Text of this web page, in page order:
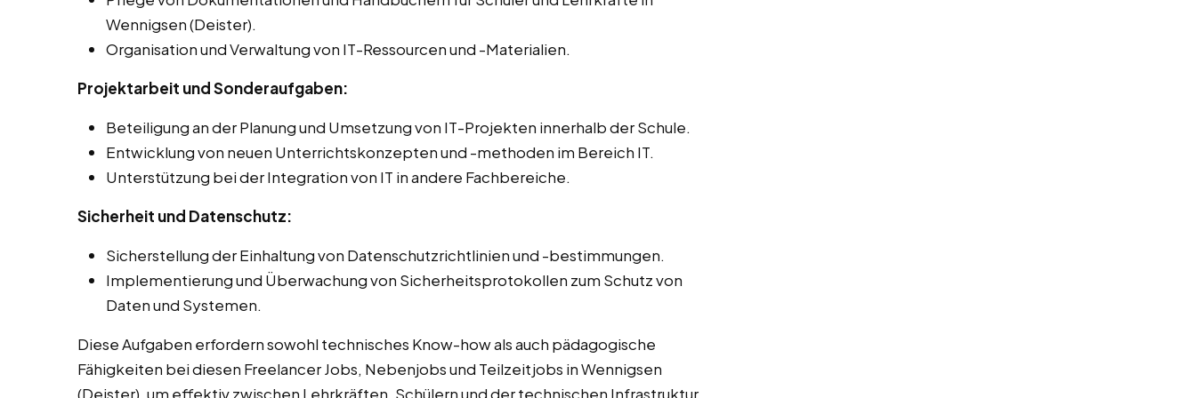
Wennigsen (Deister).
Organisation und Verwaltung von IT-Ressourcen und -Materialien.
Projektarbeit und Sonderaufgaben:
Beteiligung an der Planung und Umsetzung von IT-Projekten innerhalb der Schule.
Entwicklung von neuen Unterrichtskonzepten und -methoden im Bereich IT.
Unterstützung bei der Integration von IT in andere Fachbereiche.
Sicherheit und Datenschutz:
Sicherstellung der Einhaltung von Datenschutzrichtlinien und -bestimmungen.
Implementierung und Überwachung von Sicherheitsprotokollen zum Schutz von
Daten und Systemen.
Diese Aufgaben erfordern sowohl technisches Know-how als auch pädagogische
Fähigkeiten bei diesen Freelancer Jobs, Nebenjobs und Teilzeitjobs in Wennigsen
(Deister), um effektiv zwischen Lehrkräften, Schülern und der technischen Infrastruktur